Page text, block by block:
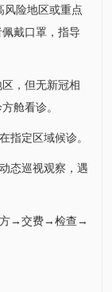
险地区或重点
戴口罩，指导
，但无新冠相
舱看诊。
指定区域候诊。
态巡视观察，遇
方→交费→检查→